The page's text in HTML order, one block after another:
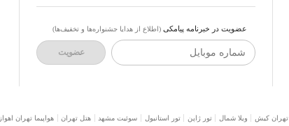
عضویت در خبرنامه پیامکی (اطلاع از هدایا جشنواره‌ها و تخفیف‌ها)
شماره موبایل عضویت
تهران کیش ویلا شمال تور ژاپن تور استانبول سوئیت مشهد هتل تهران هواپیما تهران اهواز